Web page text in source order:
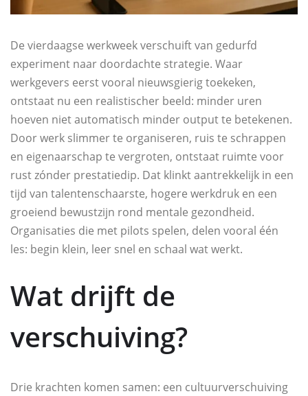
De vierdaagse werkweek verschuift van gedurfd
experiment naar doordachte strategie. Waar
werkgevers eerst vooral nieuwsgierig toekeken,
ontstaat nu een realistischer beeld: minder uren
hoeven niet automatisch minder output te betekenen.
Door werk slimmer te organiseren, ruis te schrappen
en eigenaarschap te vergroten, ontstaat ruimte voor
rust zónder prestatiedip. Dat klinkt aantrekkelijk in een
tijd van talentenschaarste, hogere werkdruk en een
groeiend bewustzijn rond mentale gezondheid.
Organisaties die met pilots spelen, delen vooral één
les: begin klein, leer snel en schaal wat werkt.
Wat drijft de
verschuiving?
Drie krachten komen samen: een cultuurverschuiving